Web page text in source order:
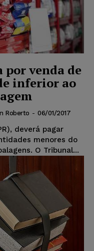
venda de
inferior ao
Roberto - 06/01/2017
deverá pagar
menores do
O Tribunal...